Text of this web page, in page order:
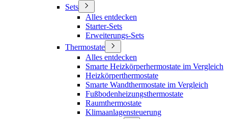
Sets
Alles entdecken
Starter-Sets
Erweiterungs-Sets
Thermostate
Alles entdecken
Smarte Heizkörperhermostate im Vergleich
Heizkörperthermostate
Smarte Wandthermostate im Vergleich
Fußbodenheizungsthermostate
Raumthermostate
Klimaanlagensteuerung